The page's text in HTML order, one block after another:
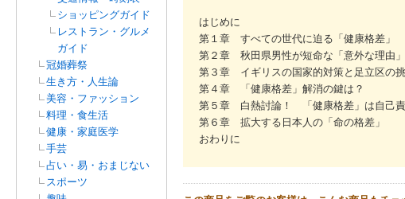
ショッピングガイド
レストラン・グルメ
ガイド
冠婚葬祭
生き方・人生論
美容・ファッション
料理・食生活
健康・家庭医学
手芸
占い・易・おまじない
スポーツ
はじめに
第１章 すべての世代に迫る「健康格差」
第２章 秋田県男性が短命な「意外な理由」
第３章 イギリスの国家的対策と足立区の
第４章 「健康格差」解消の鍵は？
第５章 白熱討論！ 「健康格差」は自己
第６章 拡大する日本人の「命の格差」
おわりに